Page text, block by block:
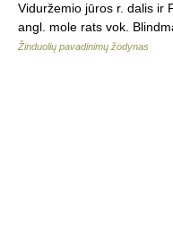
Viduržemio jūros r. dalis ir
angl. mole rats vok.
Žinduolių pavadinimų žodynas